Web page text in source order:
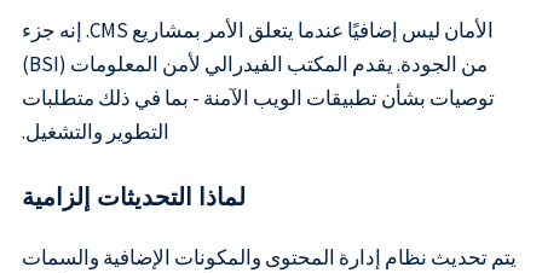
الأمان ليس إضافيًا عندما يتعلق الأمر بمشاريع CMS. إنه جزء
من الجودة. يقدم المكتب الفيدرالي لأمن المعلومات (BSI)
توصيات بشأن تطبيقات الويب الآمنة - بما في ذلك متطلبات
التطوير والتشغيل.
لماذا التحديثات إلزامية
يتم تحديث نظام إدارة المحتوى والمكونات الإضافية والسمات